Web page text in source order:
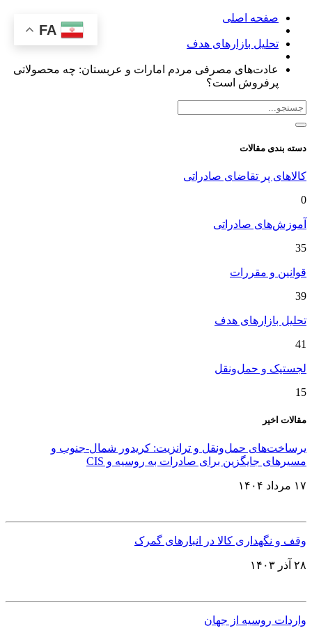
صفحه اصلی
تحلیل بازارهای هدف
عادت‌های مصرفی مردم امارات و عربستان: چه محصولاتی
پرفروش است؟
دسته بندی مقالات
کالاهای پر تقاضای صادراتی
0
آموزش‌های صادراتی
35
قوانین و مقررات
39
تحلیل بازارهای هدف
41
لجستیک و حمل‌ونقل
15
مقالات اخیر
یرساخت‌های حمل‌ونقل و ترانزیت: کریدور شمال-جنوب و
مسیرهای جایگزین برای صادرات به روسیه و CIS
۱۷ مرداد ۱۴۰۴
وقف و نگهداری کالا در انبارهای گمرک
۲۸ آذر ۱۴۰۳
واردات روسیه از جهان
FA